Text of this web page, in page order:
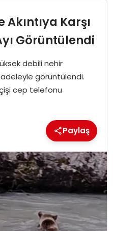
Karşı
Görüntülendi
debili nehir
görüntülendi.
cep telefonu
Paylaş